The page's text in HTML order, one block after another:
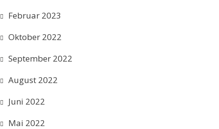
Februar 2023
Oktober 2022
September 2022
August 2022
Juni 2022
Mai 2022